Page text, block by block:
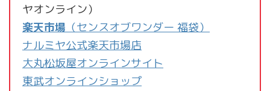
ヤオンライン）
楽天市場 （センスオブワンダー 福袋）
ナルミヤ公式楽天市場店
大丸松坂屋オンラインサイト
東武オンラインショップ